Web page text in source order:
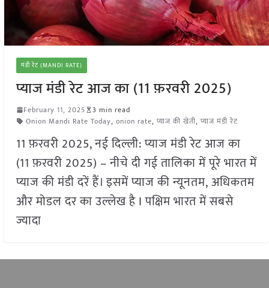
मंडी रेट (MANDI RATE)
प्याज मंडी रेट आज का (11 फ़रवरी 2025)
February 11, 2025
3 min read
Onion Mandi Rate Today, onion rate, प्याज की खेती, प्याज मंडी रेट
11 फ़रवरी 2025, नई दिल्ली: प्याज मंडी रेट आज का
(11 फ़रवरी 2025) – नीचे दी गई तालिका में पूरे भारत में
प्याज की मंडी दरें हैं। इसमें प्याज की न्यूनतम, अधिकतम
और मोडल दर का उल्लेख है I पक्षिम भारत में सबसे
ज्यादा